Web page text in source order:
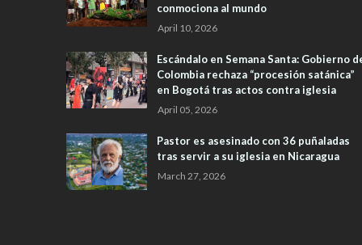
conmociona al mundo
April 10, 2026
Escándalo en Semana Santa: Gobierno
Colombia rechaza “procesión satánica”
en Bogotá tras actos contra iglesia
April 05, 2026
Pastor es asesinado con 36 puñaladas
tras servir a su iglesia en Nicaragua
March 27, 2026